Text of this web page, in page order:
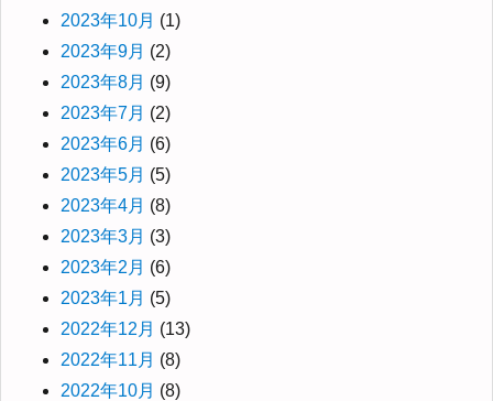
2023年10月 (1)
2023年9月 (2)
2023年8月 (9)
2023年7月 (2)
2023年6月 (6)
2023年5月 (5)
2023年4月 (8)
2023年3月 (3)
2023年2月 (6)
2023年1月 (5)
2022年12月 (13)
2022年11月 (8)
2022年10月 (8)